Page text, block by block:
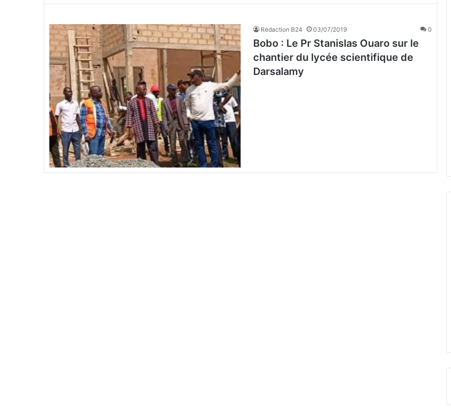
Rédaction B24 03/07/2019 0
Bobo : Le Pr Stanislas Ouaro sur le
chantier du lycée scientifique de
Darsalamy